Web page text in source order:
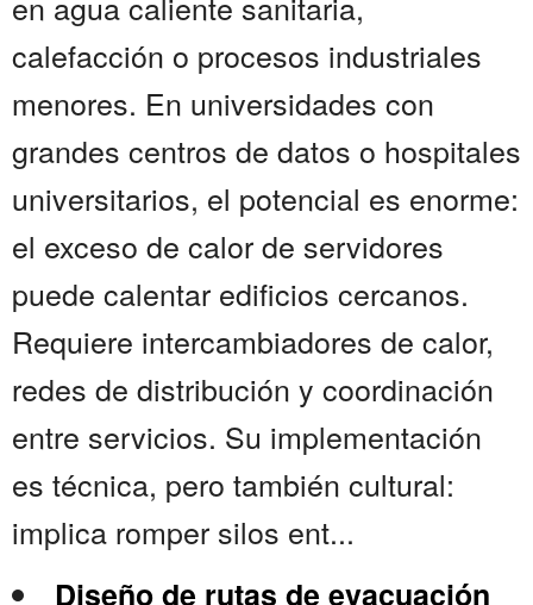
calefacción o procesos industriales
menores. En universidades con
grandes centros de datos o hospitales
universitarios, el potencial es enorme:
el exceso de calor de servidores
puede calentar edificios cercanos.
Requiere intercambiadores de calor,
redes de distribución y coordinación
entre servicios. Su implementación
es técnica, pero también cultural:
implica romper silos ent...
Diseño de rutas de evacuación